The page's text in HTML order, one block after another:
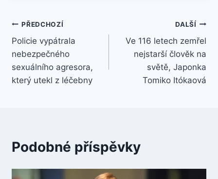
Navigace
pro
příspěvek
PŘEDCHOZÍ
Policie vypátrala
nebezpečného
sexuálního agresora,
který utekl z léčebny
DALŠÍ
Ve 116 letech zemřel
nejstarší člověk na
světě, Japonka
Tomiko Itókaová
Podobné příspěvky